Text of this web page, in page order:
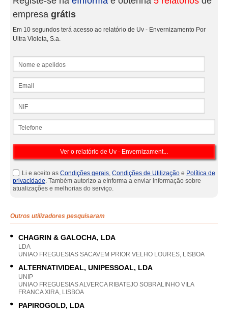
empresa grátis
Em 10 segundos terá acesso ao relatório de Uv - Envernizamento Por
Ultra Violeta, S.a.
Li e aceito as Condições gerais, Condições de Utilização e Política de
privacidade. Também autorizo a eInforma a enviar informação sobre
atualizações e melhorias do serviço.
Outros utilizadores pesquisaram
CHAGRIN & GALOCHA, LDA
LDA
UNIAO FREGUESIAS SACAVEM PRIOR VELHO LOURES, LISBOA
ALTERNATIVIDEAL, UNIPESSOAL, LDA
UNIP
UNIAO FREGUESIAS ALVERCA RIBATEJO SOBRALINHO VILA
FRANCA XIRA, LISBOA
PAPIROGOLD, LDA